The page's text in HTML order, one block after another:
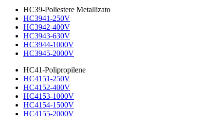
HC39-Poliestere Metallizato
HC3941-250V
HC3942-400V
HC3943-630V
HC3944-1000V
HC3945-2000V
HC41-Polipropilene
HC4151-250V
HC4152-400V
HC4153-1000V
HC4154-1500V
HC4155-2000V